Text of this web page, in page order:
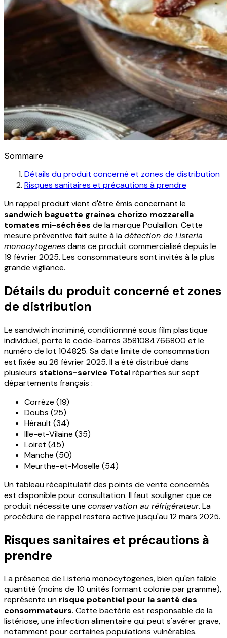
Sommaire
Détails du produit concerné et zones de distribution
Risques sanitaires et précautions à prendre
Un rappel produit vient d'être émis concernant le
sandwich baguette graines chorizo mozzarella
tomates mi-séchées de la marque Poulaillon. Cette
mesure préventive fait suite à ladétection de Listeria
monocytogenesdans ce produit commercialisé depuis le
19 février 2025. Les consommateurs sont invités à la plus
grande vigilance.
Détails du produit concerné et zones
de distribution
Le sandwich incriminé, conditionnné sous film plastique
individuel, porte le code-barres 3581084766800 et le
numéro de lot 104825. Sa date limite de consommation
est fixée au 26 février 2025. Il a été distribué dans
plusieurs stations-service Totalréparties sur sept
départements français :
Corrèze (19)
Doubs (25)
Hérault (34)
Ille-et-Vilaine (35)
Loiret (45)
Manche (50)
Meurthe-et-Moselle (54)
Un tableau récapitulatif des points de vente concernés
est disponible pour consultation. Il faut souligner que ce
produit nécessite une conservation au réfrigérateur. La
procédure de rappel restera active jusqu'au 12 mars 2025.
Risques sanitaires et précautions à
prendre
La présence de Listeria monocytogenes, bien qu'en faible
quantité (moins de 10 unités formant colonie par gramme),
représente un risque potentiel pour la santé des
consommateurs. Cette bactérie est responsable de la
listériose, une infection alimentaire qui peut s'avérer grave,
notamment pour certaines populations vulnérables.